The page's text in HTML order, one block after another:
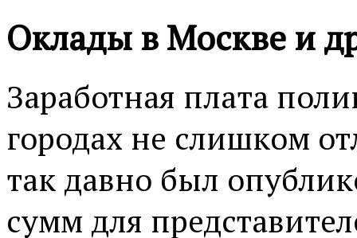
Оклады в Москве и
Заработная плата
городах не слишком
так давно был
сумм для